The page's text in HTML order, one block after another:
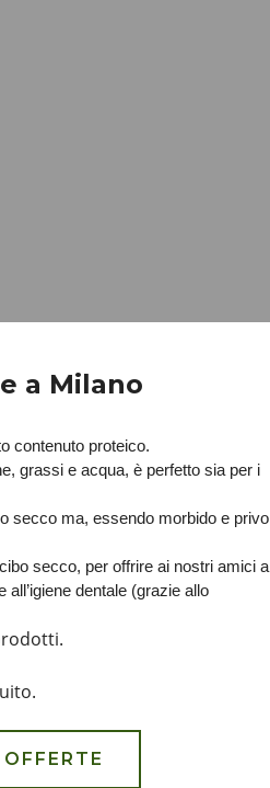
a Milano
contenuto proteico.
secco ma, essendo morbido e privo
secco, per offrire ai nostri amici a
dentale (grazie allo
OFFERTE